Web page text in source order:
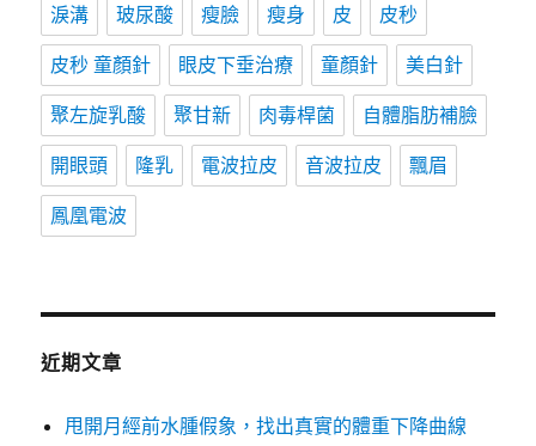
淚溝 玻尿酸 瘦臉 瘦身 皮 皮秒
皮秒 童顏針 眼皮下垂治療 童顏針 美白針
聚左旋乳酸 聚甘新 肉毒桿菌 自體脂肪補臉
開眼頭 隆乳 電波拉皮 音波拉皮 飄眉
鳳凰電波
近期文章
甩開月經前水腫假象，找出真實的體重下降曲線